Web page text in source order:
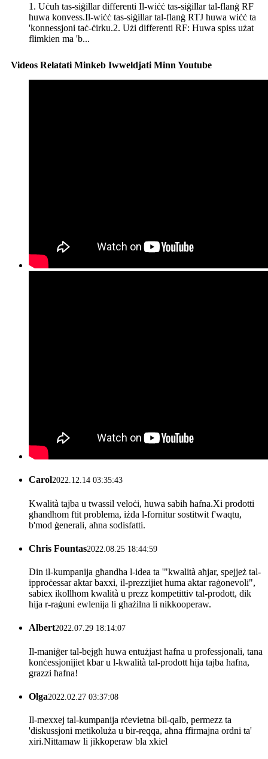
1. Uċuħ tas-siġillar differenti Il-wiċċ tas-siġillar tal-flanġ RF
huwa konvess.Il-wiċċ tas-siġillar tal-flanġ RTJ huwa wiċċ ta
'konnessjoni taċ-ċirku.2. Użi differenti RF: Huwa spiss użat
flimkien ma 'b...
Videos Relatati Minkeb Iwweldjati Minn Youtube
Carol2022.12.14 03:35:43
Kwalità tajba u twassil veloċi, huwa sabiħ ħafna.Xi prodotti
għandhom ftit problema, iżda l-fornitur sostitwit f'waqtu,
b'mod ġenerali, aħna sodisfatti.
Chris Fountas2022.08.25 18:44:59
Din il-kumpanija għandha l-idea ta '"kwalità aħjar, spejjeż tal-
ipproċessar aktar baxxi, il-prezzijiet huma aktar raġonevoli",
sabiex ikollhom kwalità u prezz kompetittiv tal-prodott, dik
hija r-raġuni ewlenija li għażilna li nikkooperaw.
Albert2022.07.29 18:14:07
Il-maniġer tal-bejgħ huwa entużjast ħafna u professjonali, tana
konċessjonijiet kbar u l-kwalità tal-prodott hija tajba ħafna,
grazzi ħafna!
Olga2022.02.27 03:37:08
Il-mexxej tal-kumpanija rċevietna bil-qalb, permezz ta
'diskussjoni metikoluża u bir-reqqa, aħna ffirmajna ordni ta'
xiri.Nittamaw li jikkoperaw bla xkiel